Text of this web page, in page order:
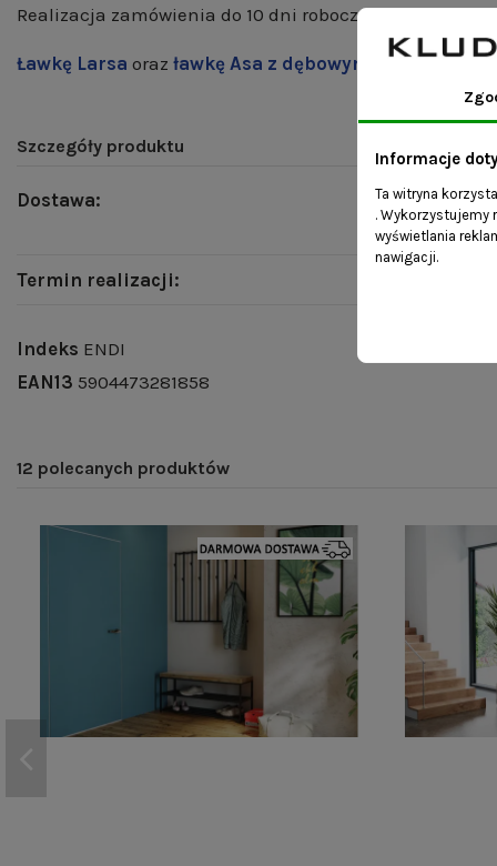
Realizacja zamówienia do 10 dni roboczych;
Ławkę Larsa oraz ławkę Asa z dębowym siedziskiem
Szczegóły produktu
Dostawa:
Termin realizacji:
Indeks ENDI
EAN13 5904473281858
12 polecanych produktów
Informacje
Ta witryna
. Wykorzystujemy
wyświetlania
nawigacji.